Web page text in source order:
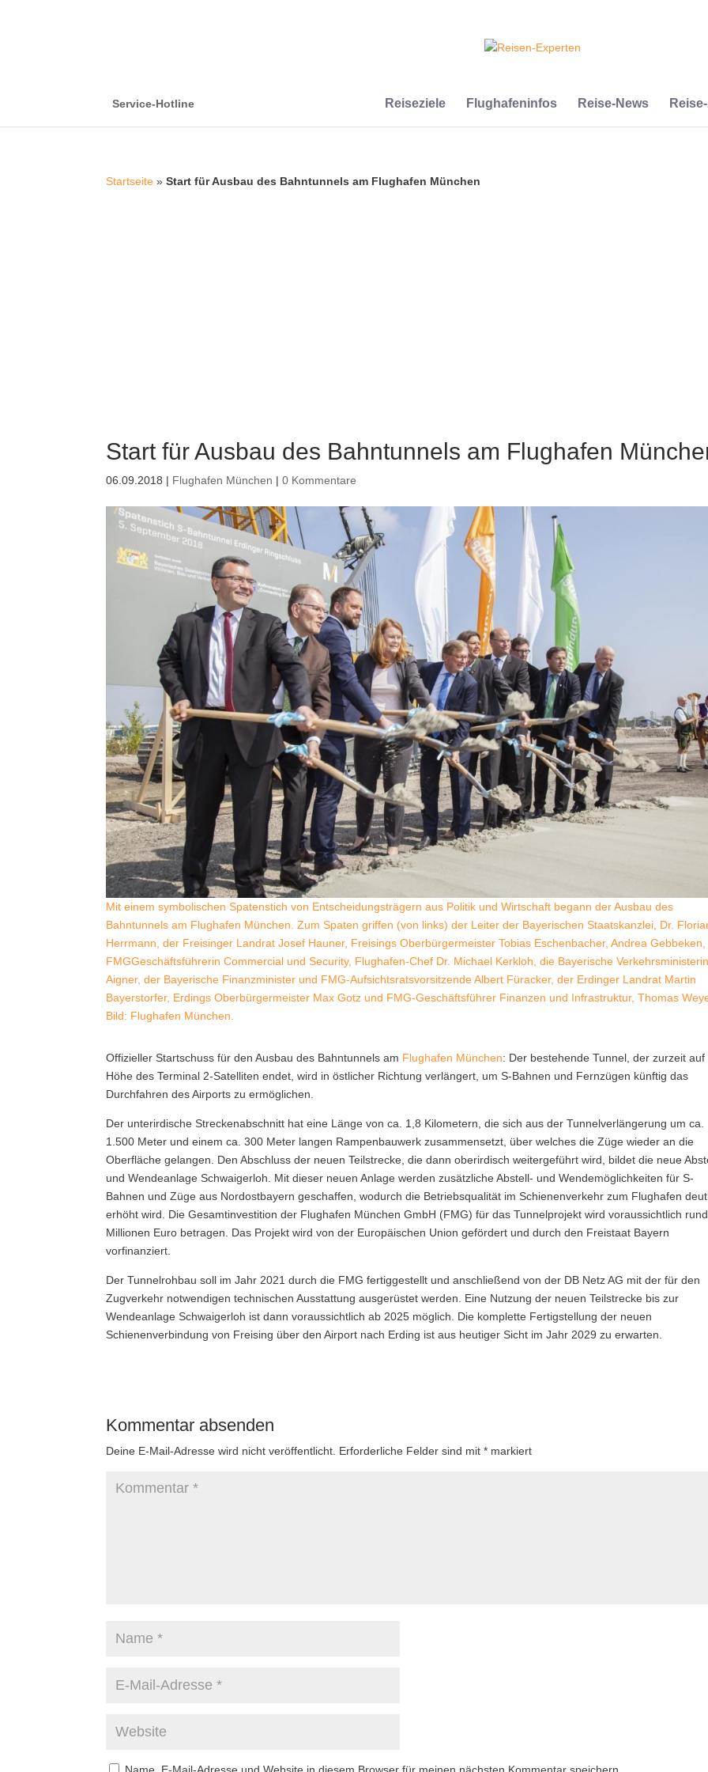
Service-Hotline Reiseziele Flughafeninfos Reise-News
Startseite »Start für Ausbau des Bahntunnels am Flughafen München
Start für Ausbau des Bahntunnels am Flughafen
06.09.2018 | Flughafen München |0 Kommentare
Mit einem symbolischen Spatenstich von Entscheidungsträgern aus Politik und Wirtschaft begann der Ausbau des
Bahntunnels am Flughafen München. Zum Spaten griffen (von links) der Leiter der Bayerischen Staatskanzlei, Dr.
Herrmann, der Freisinger Landrat Josef Hauner, Freisings Oberbürgermeister Tobias Eschenbacher, Andrea Gebbeken,
FMGGeschäftsführerin Commercial und Security, Flughafen-Chef Dr. Michael Kerkloh, die Bayerische
Aigner, der Bayerische Finanzminister und FMG-Aufsichtsratsvorsitzende Albert Füracker, der Erdinger Landrat Martin
Bayerstorfer, Erdings Oberbürgermeister Max Gotz und FMG-Geschäftsführer Finanzen und Infrastruktur, Thomas
Bild: Flughafen München.
Offizieller Startschuss für den Ausbau des Bahntunnels am Flughafen München: Der bestehende Tunnel, der zurzeit auf
Höhe des Terminal 2-Satelliten endet, wird in östlicher Richtung verlängert, um S-Bahnen und Fernzügen künftig das
Durchfahren des Airports zu ermöglichen.
Der unterirdische Streckenabschnitt hat eine Länge von ca. 1,8 Kilometern, die sich aus der Tunnelverlängerung um ca.
1.500 Meter und einem ca. 300 Meter langen Rampenbauwerk zusammensetzt, über welches die Züge wieder an die
Oberfläche gelangen. Den Abschluss der neuen Teilstrecke, die dann oberirdisch weitergeführt wird, bildet die neue
und Wendeanlage Schwaigerloh. Mit dieser neuen Anlage werden zusätzliche Abstell- und Wendemöglichkeiten für S-
Bahnen und Züge aus Nordostbayern geschaffen, wodurch die Betriebsqualität im Schienenverkehr zum Flughafen
erhöht wird. Die Gesamtinvestition der Flughafen München GmbH (FMG) für das Tunnelprojekt wird voraussichtlich
Millionen Euro betragen. Das Projekt wird von der Europäischen Union gefördert und durch den Freistaat Bayern
vorfinanziert.
Der Tunnelrohbau soll im Jahr 2021 durch die FMG fertiggestellt und anschließend von der DB Netz AG mit der für den
Zugverkehr notwendigen technischen Ausstattung ausgerüstet werden. Eine Nutzung der neuen Teilstrecke bis zur
Wendeanlage Schwaigerloh ist dann voraussichtlich ab 2025 möglich. Die komplette Fertigstellung der neuen
Schienenverbindung von Freising über den Airport nach Erding ist aus heutiger Sicht im Jahr 2029 zu erwarten.
Kommentar absenden
Deine E-Mail-Adresse wird nicht veröffentlicht. Erforderliche Felder sind mit* markiert
Name, E-Mail-Adresse und Website in diesem Browser für meinen nächsten Kommentar speichern.